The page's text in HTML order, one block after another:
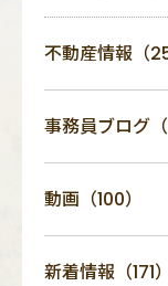
不動産情報（25
事務員ブログ（
動画（100）
新着情報（171）